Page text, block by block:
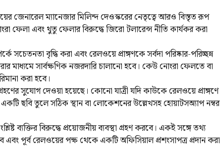
জেনারেল ম্যানেজার মিলিন্দ দেওস্করের নেতৃত্বে আরও বিস্তৃত রূপ
ফেলা এবং থুতু ফেলার বিরুদ্ধে জিরো টলারেন্স নীতি কার্যকর করা
সচেতনতা বৃদ্ধি করা এবং রেলওয়ে প্রাঙ্গণকে সর্বদা পরিষ্কার-পরিচ্ছন্ন
মাধ্যমে সার্বক্ষণিক নজরদারি চালানো হবে। কেউ নোংরা ফেলতে বা
করা হবে।
সুযোগ দেওয়া হয়েছে। কোনো যাত্রী যদি কাউকে রেলওয়ে প্রাঙ্গণে
ছবি তুলে সঠিক স্থান বা লোকেশনের উল্লেখসহ হোয়াটসঅ্যাপ নম্বর
ব্যক্তির বিরুদ্ধে প্রয়োজনীয় ব্যবস্থা গ্রহণ করবে। একই সঙ্গে তথ্য
এবং পূর্ব রেলওয়ের পক্ষ থেকে একটি অফিসিয়াল প্রশংসাপত্র প্রদান করা